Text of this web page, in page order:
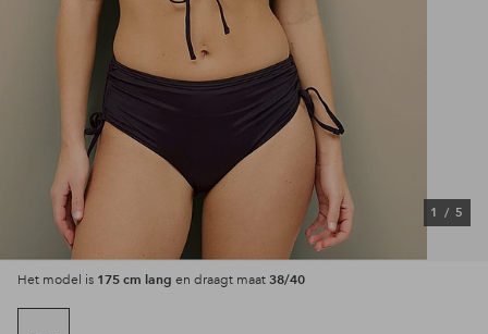
1 / 5
Het model is 175 cm lang en draagt maat 38/40